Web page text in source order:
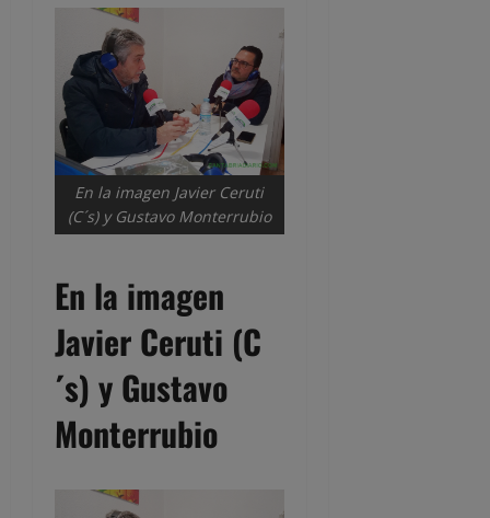
En la imagen Javier Ceruti
(C´s) y Gustavo Monterrubio
En la imagen
Javier Ceruti (C
´s) y Gustavo
Monterrubio